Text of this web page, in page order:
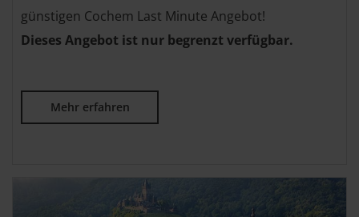
günstigen Cochem Last Minute Angebot!
Dieses Angebot ist nur begrenzt verfügbar.
Mehr erfahren